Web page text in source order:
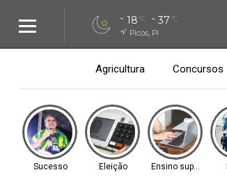
18°C 37°C
Picos, PI
Agricultura Concursos
Sucesso Eleição Ensino superior